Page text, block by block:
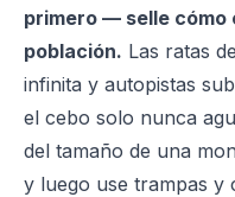
primero — selle cómo
población. Las ratas
infinita y autopistas
el cebo solo nunca
del tamaño de una
y luego use trampas y